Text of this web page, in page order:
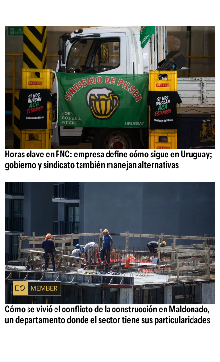
Horas clave en FNC: empresa define cómo sigue en Uruguay;
gobierno y sindicato también manejan alternativas
Cómo se vivió el conflicto de la construcción en Maldonado,
un departamento donde el sector tiene sus particularidades